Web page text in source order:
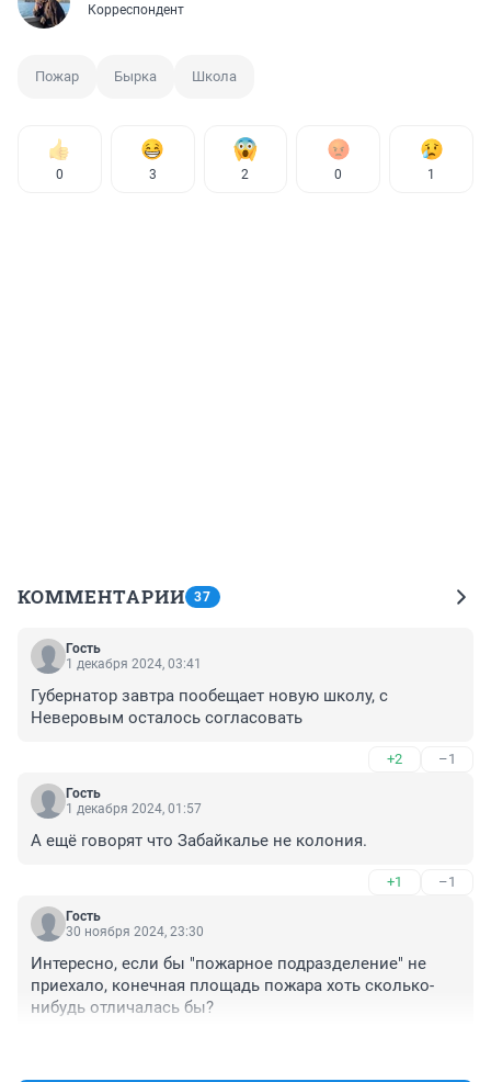
Корреспондент
Пожар Бырка Школа
0 3 2 0 1
КОММЕНТАРИИ 37
Гость
1 декабря 2024, 03:41
Губернатор завтра пообещает новую школу, с
Неверовым осталось согласовать
+2 –1
Гость
1 декабря 2024, 01:57
А ещё говорят что Забайкалье не колония.
+1 –1
Гость
30 ноября 2024, 23:30
Интересно, если бы "пожарное подразделение" не
приехало, конечная площадь пожара хоть сколько-
нибудь отличалась бы?